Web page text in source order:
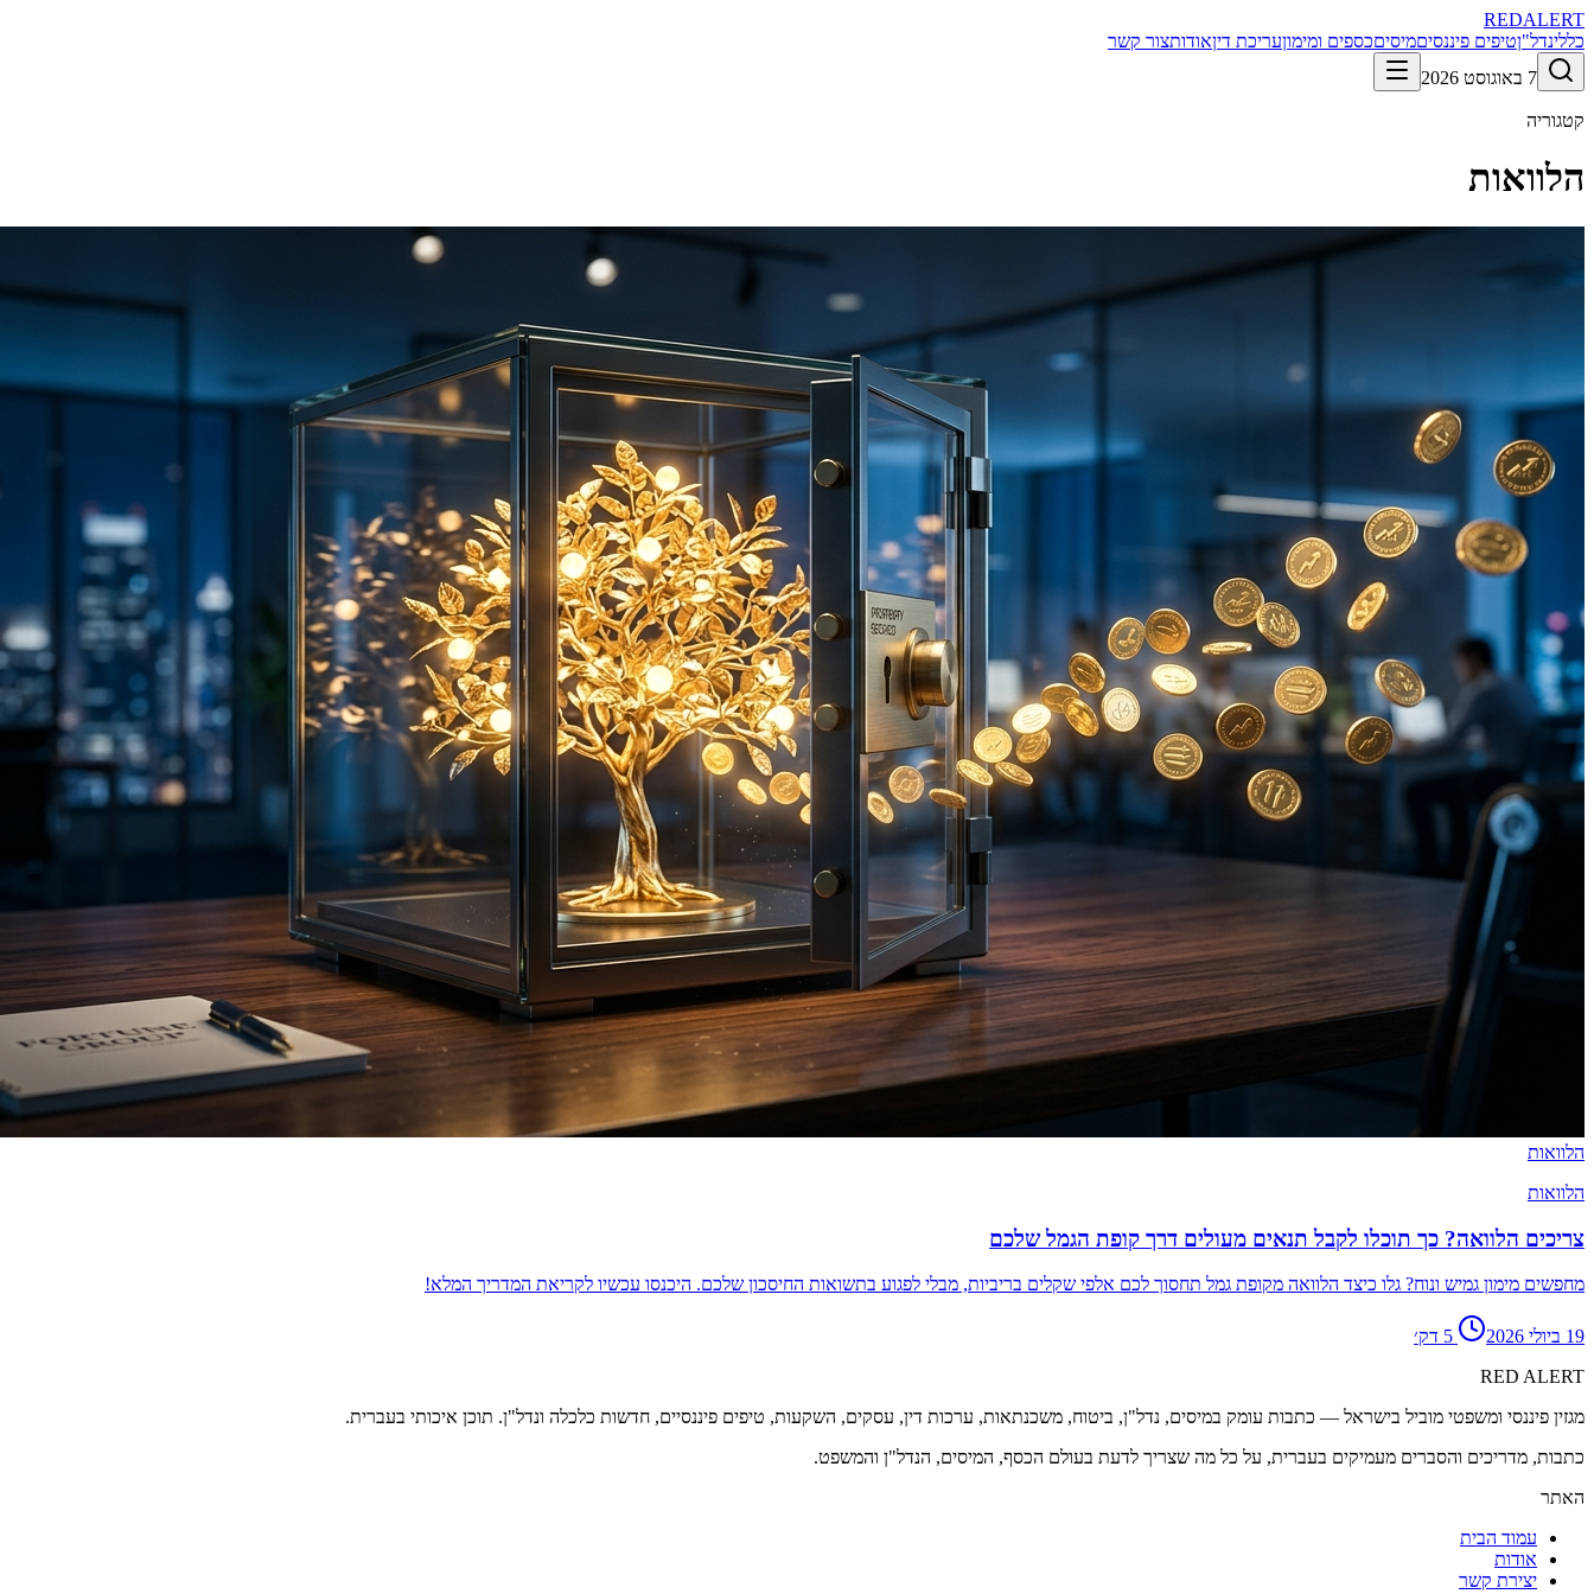
REDALERT
כללינדל"ןטיפים פיננסיםמיסיםכספים ומימוןעריכת דיןאודותצור קשר
7 באוגוסט 2026
קטגוריה
הלוואות
הלוואות
הלוואות
צריכים הלוואה? כך תוכלו לקבל תנאים מעולים דרך קופת הגמל שלכם
מחפשים מימון גמיש ונוח? גלו כיצד הלוואה מקופת גמל תחסוך לכם אלפי שקלים בריביות, מבלי לפגוע בתשואות החיסכון שלכם. היכנסו עכשיו לקריאת המדריך המלא!
19 ביולי 2026 5 דק׳
RED ALERT
מגזין פיננסי ומשפטי מוביל בישראל — כתבות עומק במיסים, נדל"ן, ביטוח, משכנתאות, ערכות דין, עסקים, השקעות, טיפים פיננסיים, חדשות כלכלה ונדל"ן. תוכן איכותי בעברית.
כתבות, מדריכים והסברים מעמיקים בעברית, על כל מה שצריך לדעת בעולם הכסף, המיסים, הנדל"ן והמשפט.
האתר
עמוד הבית
אודות
יצירת קשר